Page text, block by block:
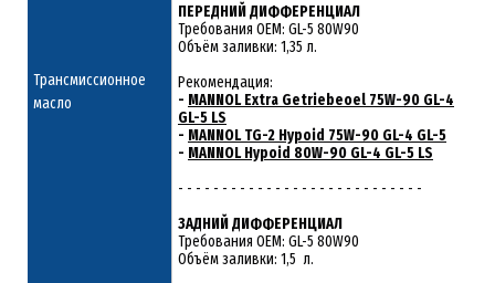
Трансмиссионное
масло
ПЕРЕДНИЙ ДИФФЕРЕНЦИАЛ
Требования ОЕМ: GL-5 80W90
Объём заливки: 1,35 л.
Рекомендация:
- MANNOL Extra Getriebeoel 75W-90 GL-4
GL-5 LS
- MANNOL TG-2 Hypoid 75W-90 GL-4 GL-5
- MANNOL Hypoid 80W-90 GL-4 GL-5 LS
- - - - - - - - - - - - - - - - - - - - - - - - - - - -
ЗАДНИЙ ДИФФЕРЕНЦИАЛ
Требования ОЕМ: GL-5 80W90
Объём заливки: 1,5 л.